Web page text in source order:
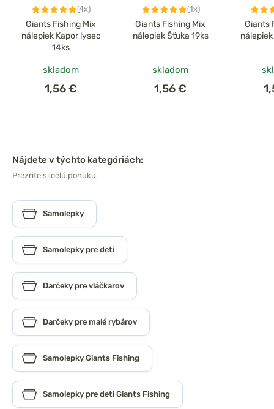
(4x)
Giants Fishing Mix
nálepiek Kapor lysec
14ks
skladom
1,56 €
(1x)
Giants Fishing Mix
nálepiek Šťuka 19ks
skladom
1,56 €
Giants
nálepiek
Nájdete v týchto kategóriách:
Prezrite si celú ponuku.
Samolepky
Samolepky pre deti
Darčeky pre vláčkarov
Darčeky pre malé rybárov
Samolepky Giants Fishing
Samolepky pre deti Giants Fishing